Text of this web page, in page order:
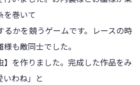
を巻いて
るかを競うゲームです。レースの時
も敵同士でした。
】を作りました。完成した作品をみ
わね」と